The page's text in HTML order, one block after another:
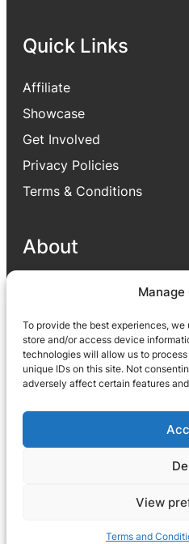
Manage
To provide the best experiences,
store and/or access device
technologies will allow us to
unique IDs on this site. Not
adversely affect certain features
View
Terms and
Quick Links
Affiliate
Showcase
Get Involved
Privacy Policies
Terms & Conditions
About
Our goal is to provide
different parts like
business or satisfying
application.
Copyright © 2024.